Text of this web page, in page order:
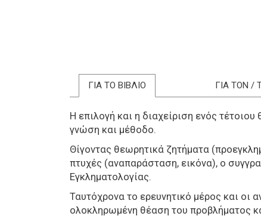
ΓΙΑ ΤΟ ΒΙΒΛΙΟ ΓΙΑ ΤΟΝ /
Η επιλογή και η διαχείριση ενός
γνώση και μέθοδο.
Θίγοντας θεωρητικά ζητήματα
πτυχές (αναπαράσταση, εικόνα), ο
Εγκληματολογίας.
Ταυτόχρονα το ερευνητικό μέρος και οι
ολοκληρωμένη θέαση του προβλήματος